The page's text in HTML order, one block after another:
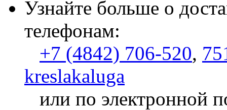
Узнайте больше о
телефонам:
+7 (4842) 706-520,
kreslakaluga
или по электронной